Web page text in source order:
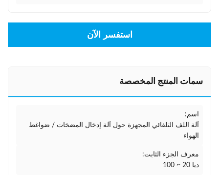
استفسر الآن
سمات المنتج المخصصة
اسم:
آلة اللف التلقائي المجهزة حول آلة إدخال المضخات / ضواغط
الهواء
معرف الجزء الثابت:
ديا 20 ~ 100